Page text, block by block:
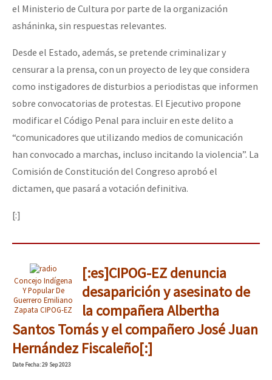
el Ministerio de Cultura por parte de la organización
asháninka, sin respuestas relevantes.
Desde el Estado, además, se pretende criminalizar y
censurar a la prensa, con un proyecto de ley que considera
como instigadores de disturbios a periodistas que informen
sobre convocatorias de protestas. El Ejecutivo propone
modificar el Código Penal para incluir en este delito a
“comunicadores que utilizando medios de comunicación
han convocado a marchas, incluso incitando la violencia”. La
Comisión de Constitución del Congreso aprobó el
dictamen, que pasará a votación definitiva.
[:]
Concejo Indígena
Y Popular De
Guerrero Emiliano
Zapata CIPOG-EZ
[:es]CIPOG-EZ denuncia
desaparición y asesinato de
la compañera Albertha
Santos Tomás y el compañero José Juan
Hernández Fiscaleño[:]
DateFecha: 29 Sep 2023